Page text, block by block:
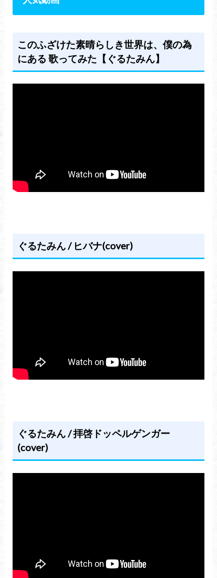
このふざけた素晴らしき世界は、僕の為
にある 歌ってみた【ぐるたみん】
ぐるたみん / ヒバナ(cover)
ぐるたみん / 拝啓ドッペルゲンガー
(cover)